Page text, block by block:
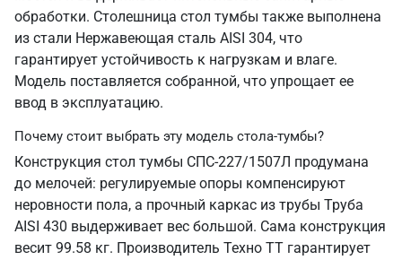
обработки. Столешница стол тумбы также выполнена
из стали Нержавеющая сталь AISI 304, что
гарантирует устойчивость к нагрузкам и влаге.
Модель поставляется собранной, что упрощает ее
ввод в эксплуатацию.
Почему стоит выбрать эту модель стола-тумбы?
Конструкция стол тумбы СПС-227/1507Л продумана
до мелочей: регулируемые опоры компенсируют
неровности пола, а прочный каркас из трубы Труба
AISI 430 выдерживает вес большой. Сама конструкция
весит 99.58 кг. Производитель Техно ТТ гарантирует